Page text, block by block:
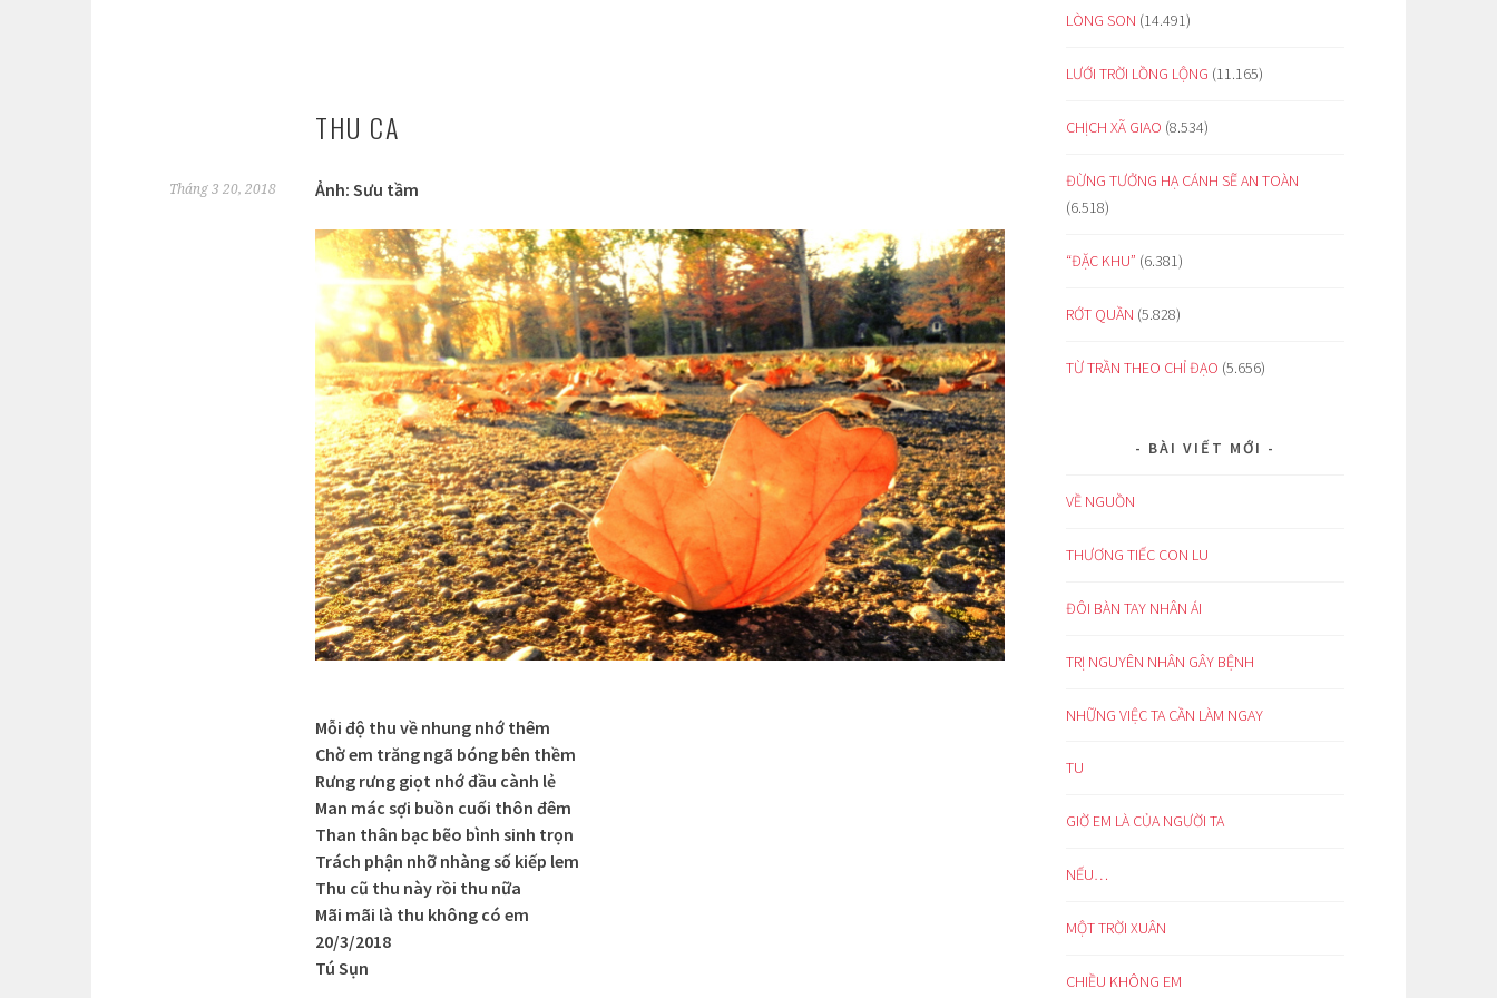
THU CA
Tháng 3 20, 2018 Ảnh: Sưu tầm
Mỗi độ thu về nhung nhớ thêm
Chờ em trăng ngã bóng bên thềm
Rưng rưng giọt nhớ đầu cành lẻ
Man mác sợi buồn cuối thôn đêm
Than thân bạc bẽo bình sinh trọn
Trách phận nhỡ nhàng số kiếp lem
Thu cũ thu này rồi thu nữa
Mãi mãi là thu không có em
20/3/2018
Tú Sụn
LÒNG SON (14.491)
LƯỚI TRỜI LỒNG LỘNG (11.165)
CHỊCH XÃ GIAO (8.534)
ĐỪNG TƯỞNG HẠ CÁNH SẼ AN TOÀN
(6.518)
“ĐẶC KHU” (6.381)
RỚT QUẦN (5.828)
TỪ TRẦN THEO CHỈ ĐẠO (5.656)
BÀI VIẾT MỚI
VỀ NGUỒN
THƯƠNG TIẾC CON LU
ĐÔI BÀN TAY NHÂN ÁI
TRỊ NGUYÊN NHÂN GÂY BỆNH
NHỮNG VIỆC TA CẦN LÀM NGAY
TU
GIỜ EM LÀ CỦA NGƯỜI TA
NẾU…
MỘT TRỜI XUÂN
CHIỀU KHÔNG EM